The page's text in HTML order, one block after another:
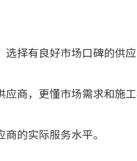
有良好市场口碑的供
商，更懂市场需求和施工
的实际服务水平。